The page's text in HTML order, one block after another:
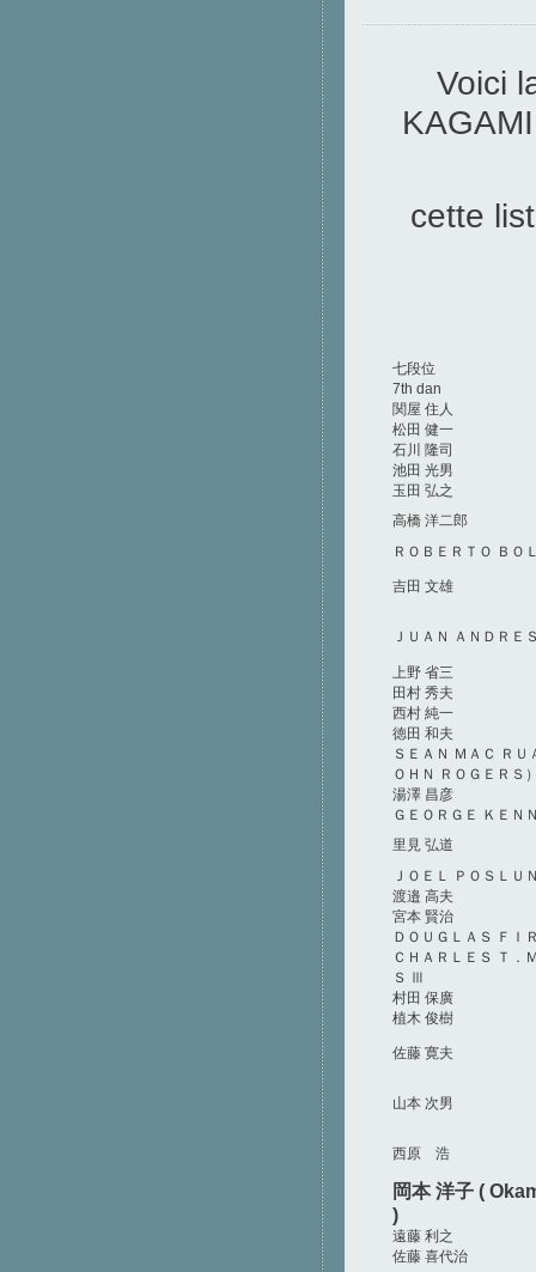
Voici
cette
七段位
7th dan
関屋 住人
松田 健一
石川 隆司
池田 光男
玉田 弘之
高橋 洋二郎
ＲＯＢＥＲＴＯ ＢＯ
吉田 文雄
ＪＵＡＮ ＡＮＤＲＥ
上野 省三
田村 秀夫
西村 純一
徳田 和夫
ＳＥＡＮ ＭＡＣ Ｒ
ＯＨＮ ＲＯＧＥＲＳ
湯澤 昌彦
ＧＥＯＲＧＥ ＫＥＮ
里見 弘道
ＪＯＥＬ ＰＯＳＬＵ
渡邉 高夫
宮本 賢治
ＤＯＵＧＬＡＳ ＦＩ
ＣＨＡＲＬＥＳ Ｔ．
Ｓ Ⅲ
村田 保廣
植木 俊樹
佐藤 寛夫
山本 次男
西原 浩
岡本 洋子 (
)
遠藤 利之
佐藤 喜代治